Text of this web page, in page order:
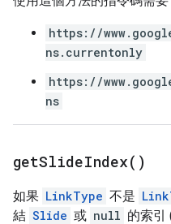
https://
ns.currentonly
https://
ns
getSlideIndex( )
如果 LinkType 不是
結 Slide 或 null 的索引